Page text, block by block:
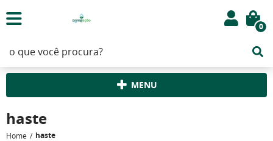
0
MENU
haste
Home haste